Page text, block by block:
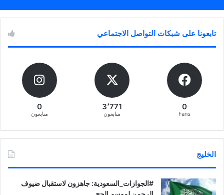
تابعونا على شبكات التواصل الاجتماعي
0
Fans
3٬771
متابعون
0
متابعون
الخليج
‏‎#الجوازات_السعودية: جاهزون لاستقبال ضيوف